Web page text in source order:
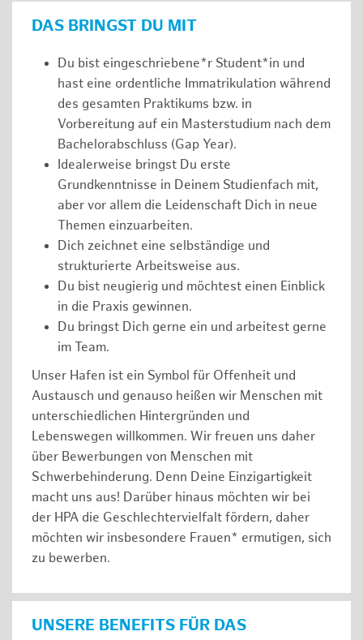
DAS BRINGST DU MIT
Du bist eingeschriebene*r Student*in und
hast eine ordentliche Immatrikulation während
des gesamten Praktikums bzw. in
Vorbereitung auf ein Masterstudium nach dem
Bachelorabschluss (Gap Year).
Idealerweise bringst Du erste
Grundkenntnisse in Deinem Studienfach mit,
aber vor allem die Leidenschaft Dich in neue
Themen einzuarbeiten.
Dich zeichnet eine selbständige und
strukturierte Arbeitsweise aus.
Du bist neugierig und möchtest einen Einblick
in die Praxis gewinnen.
Du bringst Dich gerne ein und arbeitest gerne
im Team.
Unser Hafen ist ein Symbol für Offenheit und
Austausch und genauso heißen wir Menschen mit
unterschiedlichen Hintergründen und
Lebenswegen willkommen. Wir freuen uns daher
über Bewerbungen von Menschen mit
Schwerbehinderung. Denn Deine Einzigartigkeit
macht uns aus! Darüber hinaus möchten wir bei
der HPA die Geschlechtervielfalt fördern, daher
möchten wir insbesondere Frauen* ermutigen, sich
zu bewerben.
UNSERE BENEFITS FÜR DAS